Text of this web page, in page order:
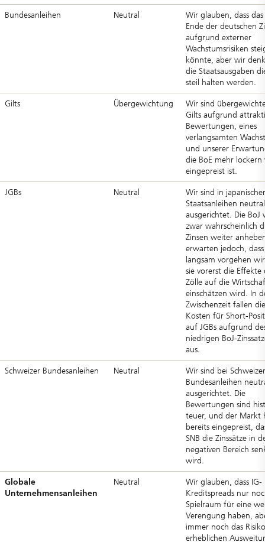
Bundesanleihen Neutral
Wir glauben, dass
Ende der deutschen
aufgrund externer
Wachstumsrisiken
könnte, aber wir
die Staatsausgaben
steil halten werden.
Gilts Übergewichtung
Wir sind
Gilts aufgrund
Bewertungen, eines
verlangsamten
und unserer
die BoE mehr lockern
eingepreist ist.
JGBs Neutral
Wir sind in
Staatsanleihen neutral
ausgerichtet. Die BoJ
zwar wahrscheinlich
Zinsen weiter
erwarten jedoch, dass
langsam vorgehen
sie vorerst die Effekte
Zölle auf die
einschätzen wird. In
Zwischenzeit fallen
Kosten für Short-
auf JGBs aufgrund
niedrigen BoJ-
aus.
Schweizer Bundesanleihen Neutral
Wir sind bei Schweizer
Bundesanleihen
ausgerichtet. Die
Bewertungen sind
teuer, und der Markt
bereits eingepreist,
SNB die Zinssätze in
negativen Bereich
wird.
Globale
Unternehmensanleihen
Neutral
Wir glauben, dass IG-
Kreditspreads nur
Spielraum für eine
Verengung haben,
immer noch das
erheblichen